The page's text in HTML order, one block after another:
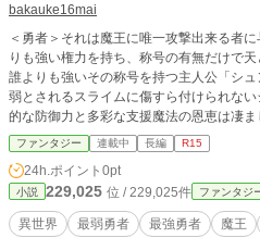
bakauke16mai
＜勇者＞それは魔王に唯一攻撃出来る者
りも強い権力を持ち、称号の有無だけで
誰よりも強いその称号を持つ主人公「シ
弱とされるスライムに傷すら付けられな
的な防御力と多彩な支援魔法の恩恵は凄まじかった。 魔王と
て、安定しない世界情勢の時代を、シュン
者が現れた。
ファンタジー 連載中 長編 R15
24h.ポイント 0pt
小説 229,025 位 / 229,025件 ファンタジ
異世界 最弱勇者 最強勇者 魔王